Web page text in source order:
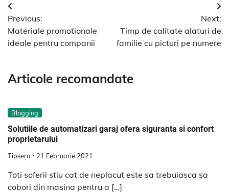
Navigare
în
articole
Previous:
Materiale promotionale
ideale pentru companii
Next:
Timp de calitate alaturi de
familie cu picturi pe numere
Articole recomandate
Blogging
Solutiile de automatizari garaj ofera siguranta si confort
proprietarului
Tipseru 21 Februarie 2021
Toti soferii stiu cat de neplacut este sa trebuiasca sa
cobori din masina pentru a […]